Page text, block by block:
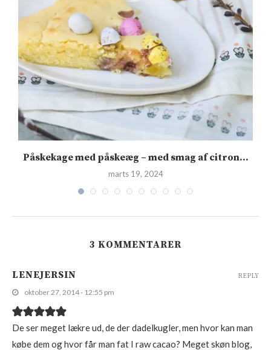
Påskekage med påskeæg – med smag af citron...
marts 19, 2024
3 KOMMENTARER
LENEJERSIN
oktober 27, 2014 - 12:55 pm
De ser meget lækre ud, de der dadelkugler, men hvor kan man
købe dem og hvor får man fat I raw cacao? Meget skøn blog,
REPLY